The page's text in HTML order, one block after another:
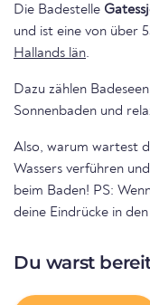
Die Badestelle
und ist eine von über
Hallands län.
Dazu zählen
Sonnenbaden und
Also, warum wartest
Wassers verführen
beim Baden! PS:
deine Eindrücke in
Du warst